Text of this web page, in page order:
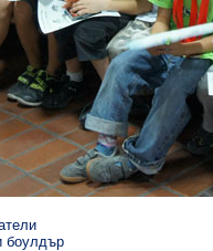
боулдър